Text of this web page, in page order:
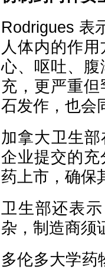
Rodrigues 表
人体内的作
心、呕吐、
充，更严重
石发作，也会
加拿大卫生
企业提交的
药上市，确保
卫生部还表
杂，制造商须
多伦多大学药